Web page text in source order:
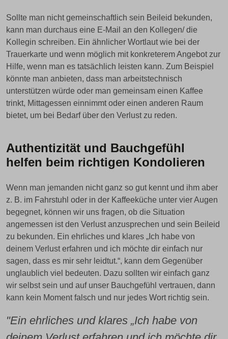
Sollte man nicht gemeinschaftlich sein Beileid bekunden,
kann man durchaus eine E-Mail an den Kollegen/ die
Kollegin schreiben. Ein ähnlicher Wortlaut wie bei der
Trauerkarte und wenn möglich mit konkreterem Angebot zur
Hilfe, wenn man es tatsächlich leisten kann. Zum Beispiel
könnte man anbieten, dass man arbeitstechnisch
unterstützen würde oder man gemeinsam einen Kaffee
trinkt, Mittagessen einnimmt oder einen anderen Raum
bietet, um bei Bedarf über den Verlust zu reden.
Authentizität und Bauchgefühl
helfen beim richtigen Kondolieren
Wenn man jemanden nicht ganz so gut kennt und ihm aber
z. B. im Fahrstuhl oder in der Kaffeeküche unter vier Augen
begegnet, können wir uns fragen, ob die Situation
angemessen ist den Verlust anzusprechen und sein Beileid
zu bekunden. Ein ehrliches und klares „Ich habe von
deinem Verlust erfahren und ich möchte dir einfach nur
sagen, dass es mir sehr leidtut.“, kann dem Gegenüber
unglaublich viel bedeuten. Dazu sollten wir einfach ganz
wir selbst sein und auf unser Bauchgefühl vertrauen, dann
kann kein Moment falsch und nur jedes Wort richtig sein.
"Ein ehrliches und klares „Ich habe von